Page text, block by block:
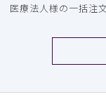
医療法人様の一括注